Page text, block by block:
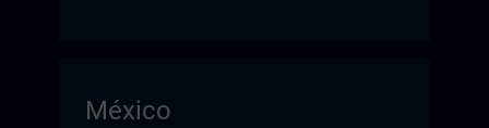
México